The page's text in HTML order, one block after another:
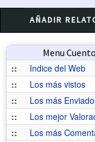
AÑADIR
Menu
::
Indice del Web
::
Los más vistos
::
Los más
::
Los mejor
::
Los más